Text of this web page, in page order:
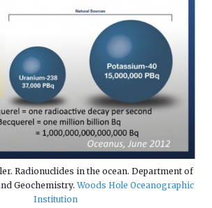
Radionuclides in the ocean. Department of
Geochemistry.Woods Hole Oceanographic
Institution